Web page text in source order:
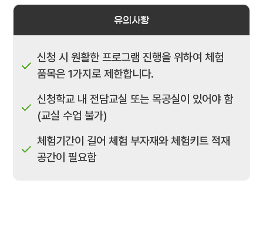
유의사항
신청 시 원활한 프로그램 진행을 위하여 체험
품목은 1가지로 제한합니다.
신청학교 내 전담교실 또는 목공실이 있어야 함
(교실 수업 불가)
체험기간이 길어 체험 부자재와 체험키트 적재
공간이 필요함